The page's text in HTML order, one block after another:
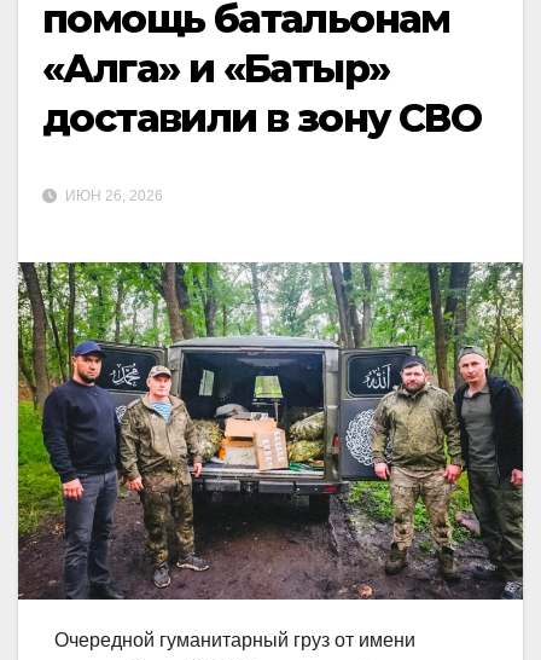
помощь батальонам
«Алга» и «Батыр»
доставили в зону СВО
ИЮН 26, 2026
Очередной гуманитарный груз от имени